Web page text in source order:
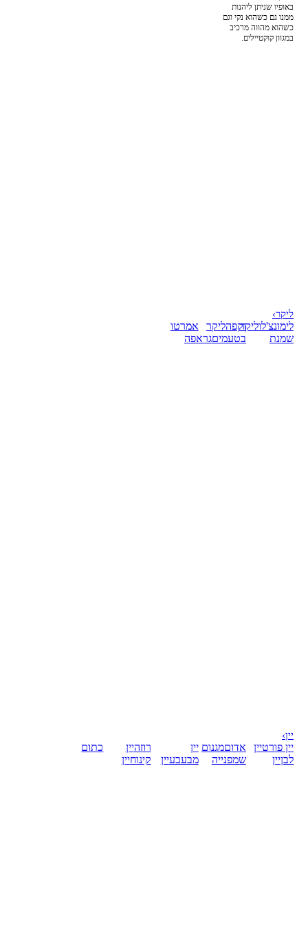
באופיו שניתן ליהנות
ממנו גם כשהוא נקי וגם
כשהוא מהווה מרכיב
במגוון קוקטיילים.
ליקר›
לימונצ'לוליקר
שמנת
וקפהליקר
בטעמיםגראפה
אמרטו
יין›
יין פורטיין
לבןיין
אדוםמגנום
שמפנייה
יין
מבעבעיין
רוזהיין
קינוחיין
כתום